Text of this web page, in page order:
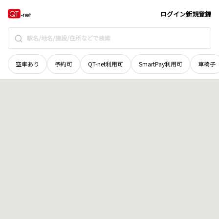
ログイン新規登録
空車あり 予約可 QT-net利用可 SmartPay利用可 車椅子
北海道